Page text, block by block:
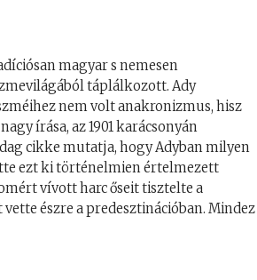
magyar s nemesen
táplálkozott. Ady
nem volt anakronizmus, hisz
írása, az 1901 karácsonyán
cikke mutatja, hogy Adyban milyen
ezt ki történelmien értelmezett
vívott harc őseit tisztelte a
észre a predesztinációban. Mindez